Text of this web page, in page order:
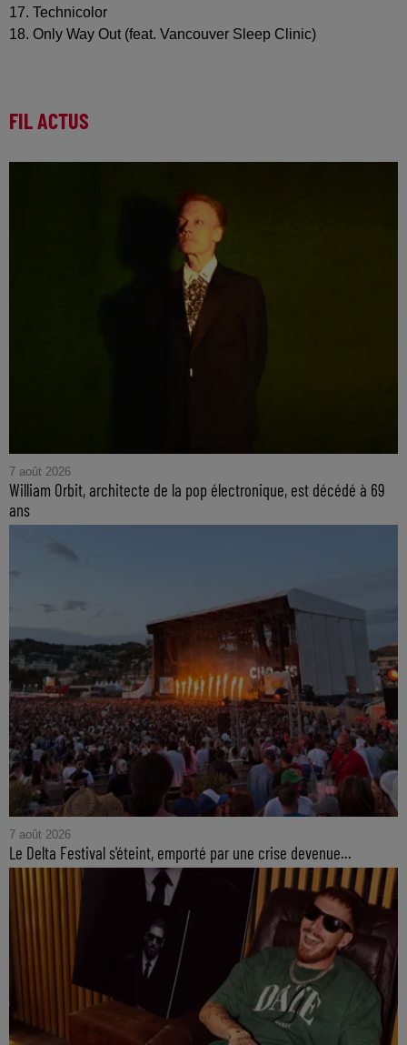
17. Technicolor
18. Only Way Out (feat. Vancouver Sleep Clinic)
FIL ACTUS
7 août 2026
William Orbit, architecte de la pop électronique, est décédé à 69
ans
7 août 2026
Le Delta Festival s'éteint, emporté par une crise devenue...